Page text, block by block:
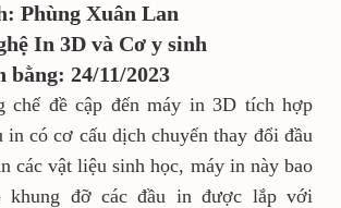
Phùng Xuân Lan
In 3D và Cơ y sinh
bằng: 24/11/2023
chế đề cập đến máy in 3D tích hợp
in có cơ cấu dịch chuyển thay đổi đầu
các vật liệu sinh học, máy in này bao
khung đỡ các đầu in được lắp với